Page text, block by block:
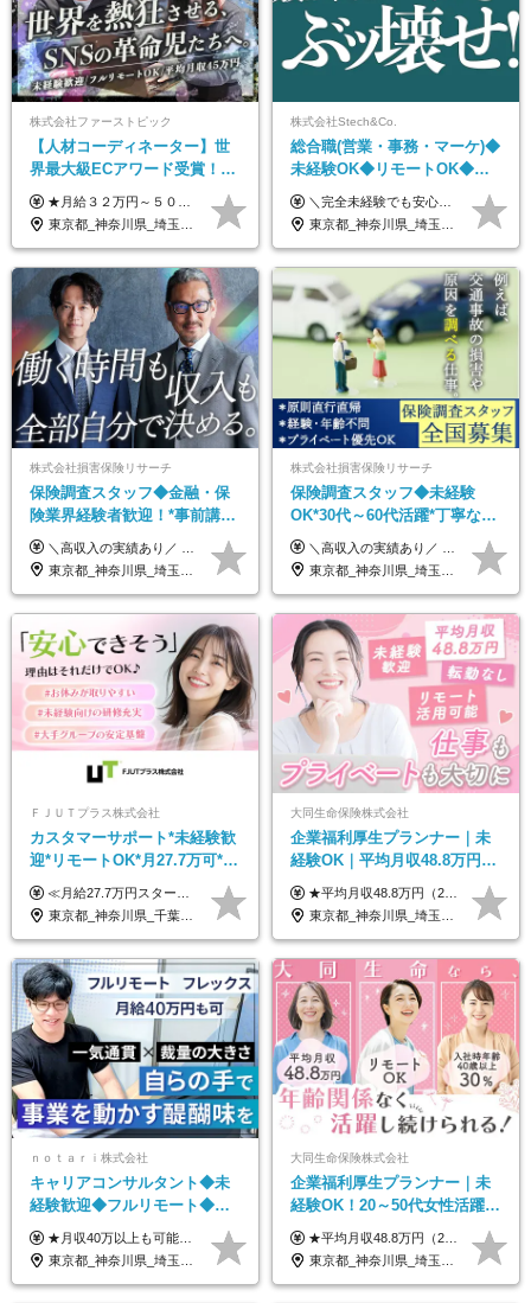
株式会社ファーストピック
【人材コーディネーター】世
界最大級ECアワード受賞！フ
ルリモート／未経験◎／月給
３２万円～／年休１３０日以
上／
★月給３２万円～５０万円＋インセンティブ賞与＋決算賞与★ （30時間の固定残業代、一律月54,750円を含む。超過分は支給） ※経験・スキルを考慮の上、決定 ※昇給：随時あり 【インセンティブについて】 自社サービスを提案し、サービス化した場合、一部の利益をインセンティブとして還元します。 試用期間中（6か月間）は、下記の給与となります。 【一都三県、大阪、名古屋、福岡の方】 月給２４万円～＋役職手当＋インセンティブ賞与 【一都三県以外の関東圏、九州、東北、北海道、その他地域の方】 月給２０万円～＋役職手当＋インセンティブ賞与 ※試用期間6ヶ月 ※試用期間中の待遇・福利厚生に差異はなし
東京都_神奈川県_埼玉県_千葉県_大阪府_愛知県_北海道_青森県_岩手県_宮城県_秋田県_山形県_福島県_茨城県_栃木県_群馬県_静岡県_岐阜県_三重県_兵庫県_京都府_滋賀県_奈良県_和歌山県_広島県_岡山県_鳥取県_島根県_山口県_福岡県_熊本県_佐賀県_長崎県_大分県_宮崎県_鹿児島県
株式会社Stech&Co.
総合職(営業・事務・マーケ)◆
未経験OK◆リモートOK◆学
歴不問◆20代活躍中！
＼完全未経験でも安心して年収UP可能です！／ -------------- 【1】営業 月給25万円～80万円＋賞与 【2】事務 月給21万円～50万円＋賞与 【3】マーケ 月給25万円～80万円＋賞与 ※試用期間3ヶ月間の待遇に変動はありません。 ※みなし残業代(月20時間分29,725円～)を含む。（※超過分は追加支給）
東京都_神奈川県_埼玉県_千葉県_大阪府_愛知県_北海道_青森県_岩手県_宮城県_秋田県_山形県_福島県_茨城県_栃木県_群馬県_新潟県_山梨県_長野県_富山県_石川県_福井県_静岡県_岐阜県_三重県_兵庫県_京都府_滋賀県_奈良県_和歌山県_広島県_岡山県_鳥取県_島根県_山口県_徳島県_香川県_愛媛県_高知県_福岡県_熊本県_佐賀県_長崎県_大分県_宮崎県_鹿児島県_沖縄県
株式会社損害保険リサーチ
保険調査スタッフ◆金融・保
険業界経験者歓迎！*事前講習
あり*30代～60代活躍*調査は
原則直行直帰*高収入可
＼高収入の実績あり／ なかには年収1000万円を超える方もいらっしゃいます！ 【完全出来高報酬制】 ★仕事に慣れるまで収入をサポート 1か月目：報酬が通常の2倍 2か月目：報酬が通常の1.5倍 ※災害に関する業務については、収入サポートの対象外 ※試用期間はありません ＊＊＊業務報酬の例＊＊＊ ・事故原因調査（4箇所確認）…1万5000円～ ・有無責／不正請求疑義調査（自動車案件）…2万円～ ・医療調査（1箇所確認）…1万7000円～ ・書類取付（1箇所訪問）…3000円～ ※上記は目安になります ※実際の報酬は業務報酬に応じた個々のスキル・実績を加味したものになります
東京都_神奈川県_埼玉県_千葉県_大阪府_愛知県_北海道_青森県_岩手県_宮城県_秋田県_山形県_福島県_茨城県_栃木県_群馬県_新潟県_山梨県_長野県_富山県_石川県_福井県_静岡県_岐阜県_三重県_兵庫県_京都府_滋賀県_奈良県_和歌山県_広島県_岡山県_鳥取県_島根県_山口県_徳島県_香川県_愛媛県_高知県_福岡県_熊本県_佐賀県_長崎県_大分県_宮崎県_鹿児島県_沖縄県
株式会社損害保険リサーチ
保険調査スタッフ◆未経験
OK*30代～60代活躍*丁寧な講
習・サポートあり*原則直行直
帰／全国募集・業務委託
＼高収入の実績あり／ なかには年収1000万円を超えるスペシャリストもいらっしゃいます！ 【完全出来高報酬制】 ★仕事に慣れるまで収入をサポート 1か月目：報酬が通常の2倍 2か月目：報酬が通常の1.5倍 ※災害に関する業務については、収入サポートの対象外 ※試用期間はありません ＊＊＊業務報酬の例＊＊＊ ・事故原因調査（4箇所確認）…1万5000円～ ・有無責／不正請求疑義調査（自動車案件）…2万円～ ・医療調査（1箇所確認）…1万7000円～ ・書類取付（1箇所訪問）…3000円～ ※上記は目安になります ※実際の報酬は業務報酬に応じた個々のスキル・実績を加味したものになります
東京都_神奈川県_埼玉県_千葉県_大阪府_愛知県_北海道_青森県_岩手県_宮城県_秋田県_山形県_福島県_茨城県_栃木県_群馬県_新潟県_山梨県_長野県_富山県_石川県_福井県_静岡県_岐阜県_三重県_兵庫県_京都府_滋賀県_奈良県_和歌山県_広島県_岡山県_鳥取県_島根県_山口県_徳島県_香川県_愛媛県_高知県_福岡県_熊本県_佐賀県_長崎県_大分県_宮崎県_鹿児島県_沖縄県
ＦＪＵＴプラス株式会社
カスタマーサポート*未経験歓
迎*リモートOK*月27.7万可*賞
与年2回*転勤なし*連休
OK/ZE010232
≪月給27.7万円スタートも可／賞与年2回≫ ■月給21万円～27.7万円＋各種手当＋賞与年2回 ※給与は勤務地に応じて変更します ※年齢や経験・スキルなどを考慮して決定します ※時間外手当は全額支給 ※上記は初年度の月給となります ※試用期間3ヶ月（その他待遇に差異はありません） 【固定残業代について】 なし（残業代は、実際の労働時間に応じて別途全額支給）
東京都_神奈川県_千葉県_大阪府_愛知県_北海道_長野県_石川県_広島県_福岡県
大同生命保険株式会社
企業福利厚生プランナー｜未
経験OK｜平均月収48.8万円｜
リモートOK｜残業ほぼなし｜
転勤なし｜女性活躍中
★平均月収48.8万円（2025年度実績） ★安心の固定給＋賞与年2回＋インセンティブ！手当も充実 月給21万円～23万円＋諸手当＋インセンティブ＋賞与年2回 ※給与は年間平均の税込定例給与です。賞与は含みません。 ※約3週間の研修期間中は日当8000円を支給いたします。 ※試用期間6ヵ月あり（期間中の条件変更なし） ◆東京・神奈川・千葉・埼玉・愛知（一部）・京都・大阪・兵庫（一部）：月給23万円以上 ◆静岡（一部）・三重・岐阜：月給22万円以上 ◆上記以外の地域：月給21万円以上
東京都_神奈川県_埼玉県_千葉県_大阪府_愛知県_北海道_青森県_岩手県_宮城県_秋田県_山形県_福島県_茨城県_栃木県_群馬県_新潟県_山梨県_長野県_富山県_石川県_福井県_静岡県_岐阜県_三重県_兵庫県_京都府_滋賀県_奈良県_和歌山県_広島県_岡山県_鳥取県_島根県_山口県_徳島県_香川県_愛媛県_高知県_福岡県_熊本県_佐賀県_長崎県_大分県_宮崎県_鹿児島県_沖縄県
ｎｏｔａｒｉ株式会社
キャリアコンサルタント◆未
経験歓迎◆フルリモート◆フ
レックス制◆10時出勤・16時
退勤も可◆残業月10時間以内
★月収40万以上も可能！ ★能力・スキル・経験を考慮した年収額を設定します ■月給20万円～40万円＋決算賞与 ※経験・スキルを考慮のうえ決定します ※給与にはみなし残業代40時間分を含む。そのほか詳細に関しては別途面接時にご説明します ※試用期間3ヵ月あり。期間中の雇用形態・条件などに差異はありません
東京都_神奈川県_埼玉県_千葉県_大阪府_愛知県_北海道_青森県_岩手県_宮城県_秋田県_山形県_福島県_茨城県_栃木県_群馬県_新潟県_山梨県_長野県_富山県_石川県_福井県_静岡県_岐阜県_三重県_兵庫県_京都府_滋賀県_奈良県_和歌山県_広島県_岡山県_鳥取県_島根県_山口県_徳島県_香川県_愛媛県_高知県_福岡県_熊本県_佐賀県_長崎県_大分県_宮崎県_鹿児島県_沖縄県
大同生命保険株式会社
企業福利厚生プランナー｜未
経験OK！20～50代女性活躍｜
リモートOK｜平均月収48.8万
｜子育て＆介護支援◎
★平均月収48.8万円（2025年度実績） ★安心の固定給＋賞与年2回＋インセンティブ！手当も充実 月給21万円～23万円＋諸手当＋インセンティブ＋賞与年2回 ※給与は年間平均の税込定例給与です。賞与は含みません。 ※約3週間の研修期間中は日当8000円を支給いたします。 ※試用期間6ヵ月あり（期間中の条件変更なし） ◆東京・神奈川・千葉・埼玉・愛知（一部）・京都・大阪・兵庫（一部）：月給23万円以上 ◆静岡（一部）・三重・岐阜：月給22万円以上 ◆上記以外の地域：月給21万円以上
東京都_神奈川県_埼玉県_千葉県_大阪府_愛知県_北海道_青森県_岩手県_宮城県_秋田県_山形県_福島県_茨城県_栃木県_群馬県_新潟県_山梨県_長野県_富山県_石川県_福井県_静岡県_岐阜県_三重県_兵庫県_京都府_滋賀県_奈良県_和歌山県_広島県_岡山県_鳥取県_島根県_山口県_徳島県_香川県_愛媛県_高知県_福岡県_熊本県_佐賀県_長崎県_大分県_宮崎県_鹿児島県_沖縄県